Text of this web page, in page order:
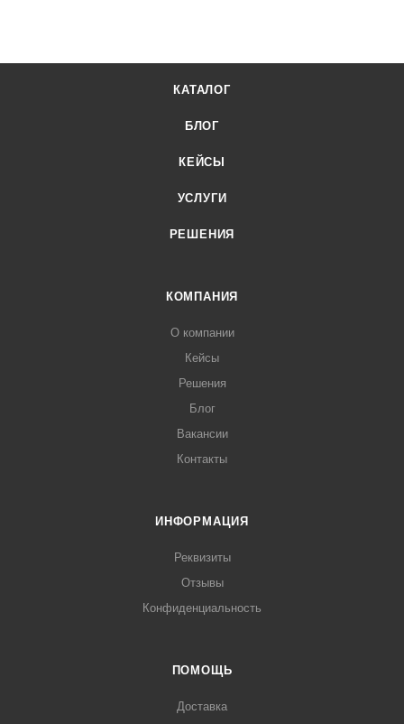
КАТАЛОГ
БЛОГ
КЕЙСЫ
УСЛУГИ
РЕШЕНИЯ
КОМПАНИЯ
О компании
Кейсы
Решения
Блог
Вакансии
Контакты
ИНФОРМАЦИЯ
Реквизиты
Отзывы
Конфиденциальность
ПОМОЩЬ
Доставка